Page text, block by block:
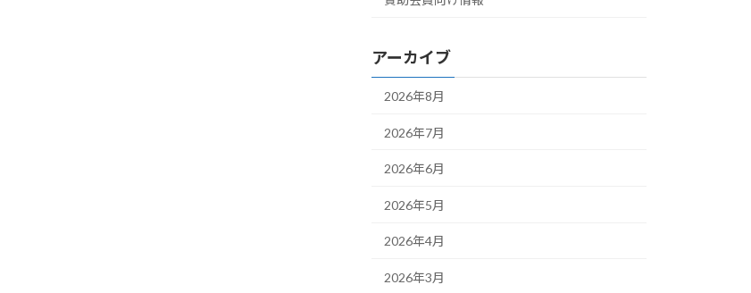
アーカイブ
2026年8月
2026年7月
2026年6月
2026年5月
2026年4月
2026年3月